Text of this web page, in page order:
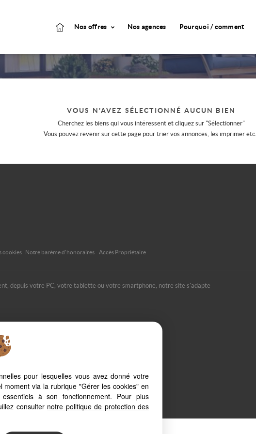
Nos offres Nos agences Pourquoi / comment
VOUS N'AVEZ SÉLECTIONNÉ AUCUN BIEN
Cherchez les biens qui vous intéressent et cliquez sur "Sélectionner"
Vous pouvez revenir sur cette page pour trier vos annonces, les imprimer etc...
cookies Notre barème d'honoraires Accès Propriétaire
depuis votre PC, votre tablette ou votre smartphone, notre site s'adapte
pour lesquelles vous avez donné votre
via la rubrique "Gérer les cookies" en
à son fonctionnement. Pour plus
consulter notre politique de protection des